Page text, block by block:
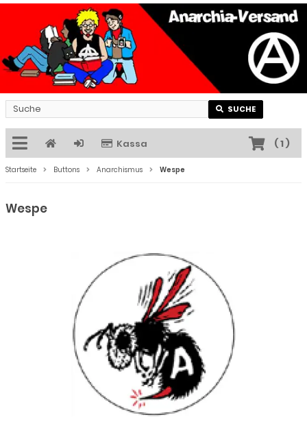
SUCHE
Kassa (1)
Startseite Buttons Anarchismus Wespe
Wespe